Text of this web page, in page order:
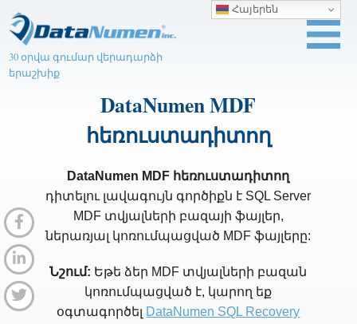
30 օրվա գումար վերադարձի
երաշխիք
DataNumen MDF
հեռուստադիտող
DataNumen MDF հեռուստադիտող
դիտելու լավագույն գործիքն է SQL Server
MDF տվյալների բազայի ֆայլեր,
ներառյալ կոռումպացված MDF ֆայլերը:
Նշում: Եթե ​​ձեր MDF տվյալների բազան
կոռումպացված է, կարող եք
օգտագործել DataNumen SQL Recovery
Հայերեն